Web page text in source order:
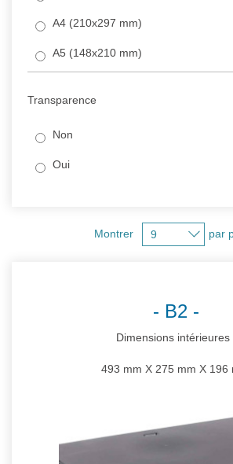
A4 (210x297 mm)
A5 (148x210 mm)
Transparence
Non
Oui
Montrer par
B2
Dimensions intérieures
493 mm X 275 mm X 196